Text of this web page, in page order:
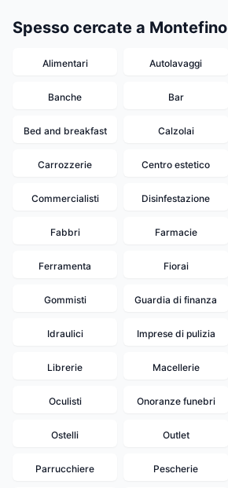
Spesso cercate a Montefino
Alimentari Autolavaggi
Banche Bar
Bed and breakfast Calzolai
Carrozzerie Centro estetico
Commercialisti Disinfestazione
Fabbri Farmacie
Ferramenta Fiorai
Gommisti Guardia di finanza
Idraulici Imprese di pulizia
Librerie Macellerie
Oculisti Onoranze funebri
Ostelli Outlet
Parrucchiere Pescherie